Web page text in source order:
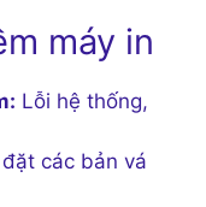
máy in
Lỗi hệ thống,
đặt các bản vá